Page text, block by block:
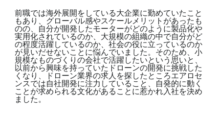
前職では海外展開をしている大企業に勤めていたこと
もあり、グローバル感やスケールメリットがあったも
のの、自分が開発したモーターがどのように製品化や
実用化されているのか、大規模の組織の中で自分がど
の程度活躍しているのか、社会の役に立っているのか
が見いだせないことに悩んでいました。そのため、小
規模なものづくりの会社で活躍したいという思いと、
以前から興味を持っていたドローンの開発に挑戦した
くなり、ドローン業界の求人を探したところエアロセ
ンスでは自社開発に注力していること、自発的に動く
ことが求められる文化があることに惹かれ入社を決め
ました。